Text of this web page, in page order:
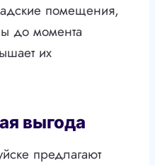
помещения,
до момента
их
выгода
предлагают